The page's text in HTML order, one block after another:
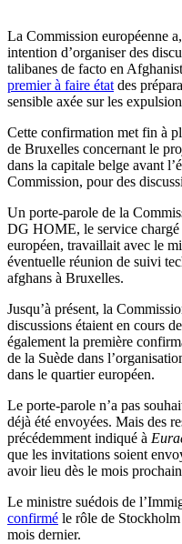
La Commission européenne
intention d’organiser des
talibanes de facto en
premier à faire état des
sensible axée sur les
Cette confirmation met fin à
de Bruxelles concernant le
dans la capitale belge avant
Commission, pour des
Un porte-parole de la
DG HOME, le service chargé
européen, travaillait avec le
éventuelle réunion de suivi
afghans à Bruxelles.
Jusqu’à présent, la
discussions étaient en cours
également la première
de la Suède dans
dans le quartier européen.
Le porte-parole n’a pas
déjà été envoyées. Mais des
précédemment indiqué à
que les invitations soient
avoir lieu dès le mois
Le ministre suédois de
confirmé le rôle de
mois dernier.